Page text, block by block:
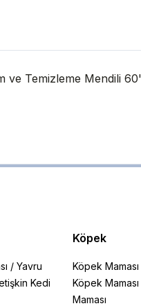
ve Temizleme Mendili
/ Yavru
Kedi
Köpek
Köpek Maması
Köpek Maması
Maması